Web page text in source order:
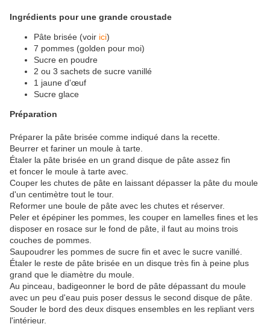
Ingrédients pour une grande croustade
Pâte brisée (voir ici)
7 pommes (golden pour moi)
Sucre en poudre
2 ou 3 sachets de sucre vanillé
1 jaune d'œuf
Sucre glace
Préparation
Préparer la pâte brisée comme indiqué dans la recette.
Beurrer et fariner un moule à tarte.
Étaler la pâte brisée en un grand disque de pâte assez fin
et foncer le moule à tarte avec.
Couper les chutes de pâte en laissant dépasser la pâte du moule
d'un centimètre tout le tour.
Reformer une boule de pâte avec les chutes et réserver.
Peler et épépiner les pommes, les couper en lamelles fines et les
disposer en rosace sur le fond de pâte, il faut au moins trois
couches de pommes.
Saupoudrer les pommes de sucre fin et avec le sucre vanillé.
Étaler le reste de pâte brisée en un disque très fin à peine plus
grand que le diamètre du moule.
Au pinceau, badigeonner le bord de pâte dépassant du moule
avec un peu d'eau puis poser dessus le second disque de pâte.
Souder le bord des deux disques ensembles en les repliant vers
l'intérieur.